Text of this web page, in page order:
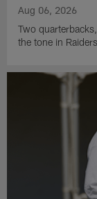
Aug 06, 2026
Two
the tone in